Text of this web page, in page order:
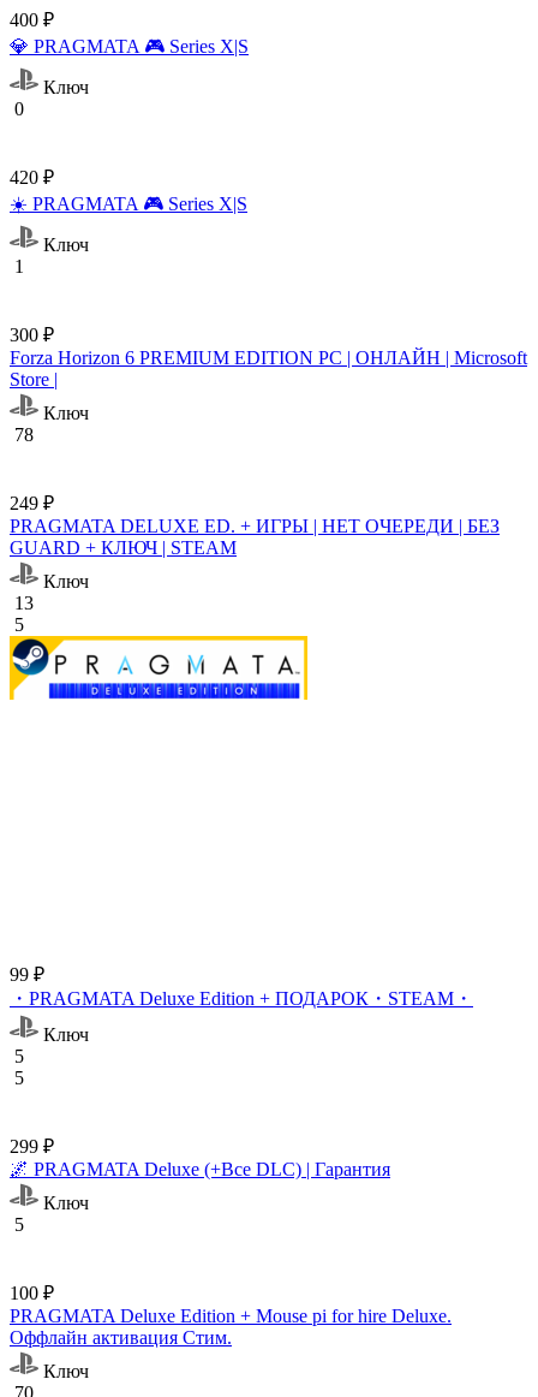
400 ₽
💎 PRAGMATA 🎮 Series X|S
Ключ
0
420 ₽
☀️ PRAGMATA 🎮 Series X|S
Ключ
1
300 ₽
Forza Horizon 6 PREMIUM EDITION PC | ОНЛАЙН | Microsoft
Store |
Ключ
78
249 ₽
PRAGMATA DELUXE ED. + ИГРЫ | НЕТ ОЧЕРЕДИ | БЕЗ
GUARD + КЛЮЧ | STEAM
Ключ
13
5
99 ₽
・PRAGMATA Deluxe Edition + ПОДАРОК・STEAM・
Ключ
5
5
299 ₽
🌌 PRAGMATA Deluxe (+Все DLC) | Гарантия
Ключ
5
100 ₽
PRAGMATA Deluxe Edition + Mouse pi for hire Deluxe.
Оффлайн активация Cтим.
Ключ
70